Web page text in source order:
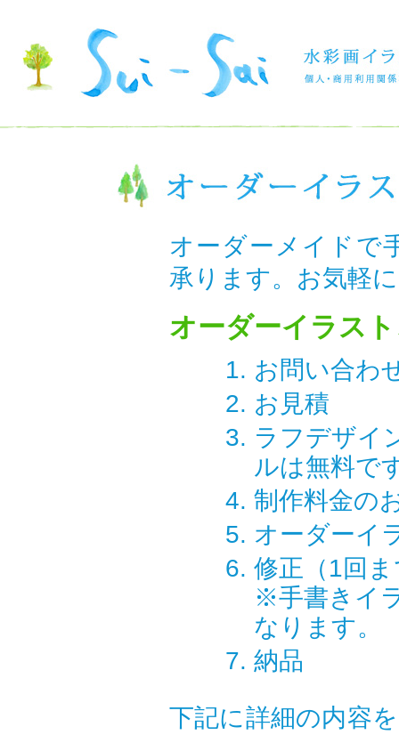
オーダーメイドで
承ります。お気軽
オーダーイラス
お問い合わ
お見積
ラフデザ
ルは無料で
制作料金の
オーダーイ
修正（1回
※手書きイ
なります。
納品
下記に詳細の内容